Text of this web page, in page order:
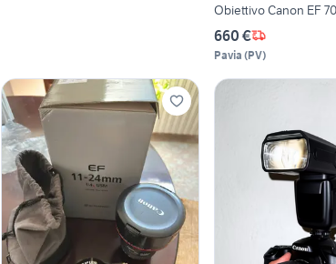
Obiettivo Canon EF
660 €
Pavia (PV)